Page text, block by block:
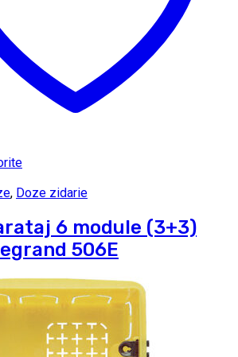
, Doze zidarie
6 module (3+3)
506E